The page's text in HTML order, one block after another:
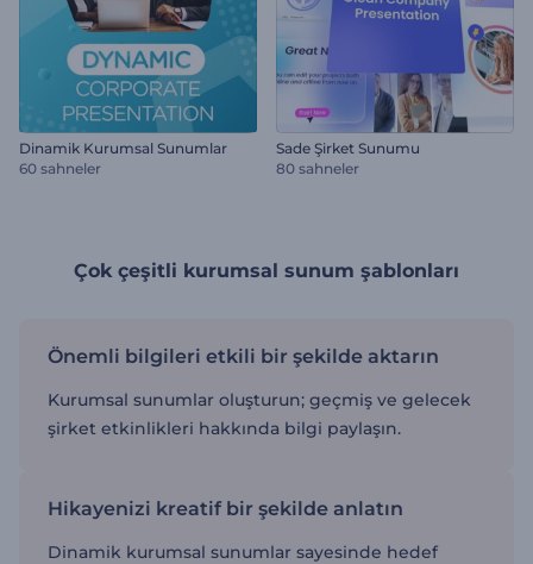
Dinamik Kurumsal Sunumlar
60 sahneler
Sade Şirket Sunumu
80 sahneler
Çok çeşitli kurumsal sunum şablonları
Önemli bilgileri etkili bir şekilde aktarın
Kurumsal sunumlar oluşturun; geçmiş ve gelecek
şirket etkinlikleri hakkında bilgi paylaşın.
Hikayenizi kreatif bir şekilde anlatın
Dinamik kurumsal sunumlar sayesinde hedef